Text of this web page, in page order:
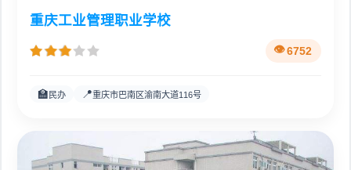
重庆工业管理职业学校
6752
🏫 民办 📍重庆市巴南区渝南大道116号